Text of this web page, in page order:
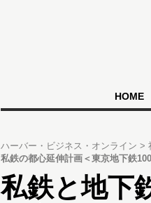
HOME
ハーバー・ビジネス・オンライン
私鉄の都心延伸計画＜東京地下鉄
私鉄と地下